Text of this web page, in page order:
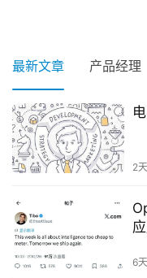
最新文章 产品经理
2
6